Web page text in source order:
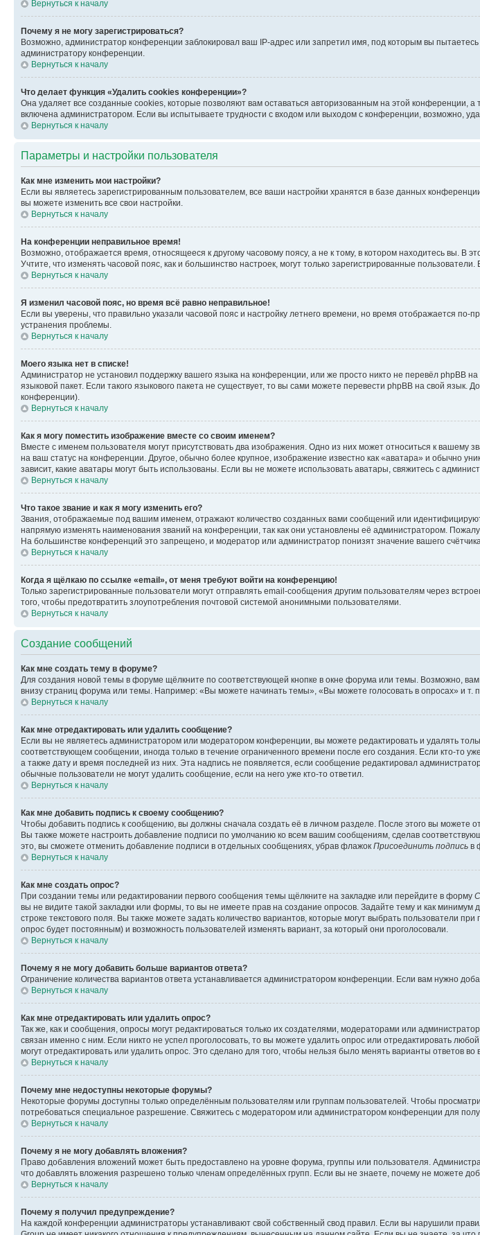
Вернуться к началу
Почему я не могу зарегистрироваться?
Возможно, администратор конференции заблокировал ваш IP-адрес или запретил имя, под которым вы
администратору конференции.
Вернуться к началу
Что делает функция «Удалить cookies конференции»?
Она удаляет все созданные cookies, которые позволяют вам оставаться авторизованным на этой конференции,
включена администратором. Если вы испытываете трудности с входом или выходом с конференции, возможно,
Вернуться к началу
Параметры и настройки пользователя
Как мне изменить мои настройки?
Если вы являетесь зарегистрированным пользователем, все ваши настройки хранятся в базе данных
вы можете изменить все свои настройки.
Вернуться к началу
На конференции неправильное время!
Возможно, отображается время, относящееся к другому часовому поясу, а не к тому, в котором находитесь вы. В
Учтите, что изменять часовой пояс, как и большинство настроек, могут только зарегистрированные
Вернуться к началу
Я изменил часовой пояс, но время всё равно неправильное!
Если вы уверены, что правильно указали часовой пояс и настройку летнего времени, но время отображается
устранения проблемы.
Вернуться к началу
Моего языка нет в списке!
Администратор не установил поддержку вашего языка на конференции, или же просто никто не перевёл phpBB
языковой пакет. Если такого языкового пакета не существует, то вы сами можете перевести phpBB на свой
конференции).
Вернуться к началу
Как я могу поместить изображение вместе со своим именем?
Вместе с именем пользователя могут присутствовать два изображения. Одно из них может относиться к
на ваш статус на конференции. Другое, обычно более крупное, изображение известно как «аватара» и обычно
зависит, какие аватары могут быть использованы. Если вы не можете использовать аватары, свяжитесь с
Вернуться к началу
Что такое звание и как я могу изменить его?
Звания, отображаемые под вашим именем, отражают количество созданных вами сообщений или
напрямую изменять наименования званий на конференции, так как они установлены её администратором.
На большинстве конференций это запрещено, и модератор или администратор понизят значение вашего
Вернуться к началу
Когда я щёлкаю по ссылке «email», от меня требуют войти на конференцию!
Только зарегистрированные пользователи могут отправлять email-сообщения другим пользователям через
того, чтобы предотвратить злоупотребления почтовой системой анонимными пользователями.
Вернуться к началу
Создание сообщений
Как мне создать тему в форуме?
Для создания новой темы в форуме щёлкните по соответствующей кнопке в окне форума или темы. Возможно,
внизу страниц форума или темы. Например: «Вы можете начинать темы», «Вы можете голосовать в опросах» и т. п.
Вернуться к началу
Как мне отредактировать или удалить сообщение?
Если вы не являетесь администратором или модератором конференции, вы можете редактировать и удалять
соответствующем сообщении, иногда только в течение ограниченного времени после его создания. Если кто-то
а также дату и время последней из них. Эта надпись не появляется, если сообщение редактировал
обычные пользователи не могут удалить сообщение, если на него уже кто-то ответил.
Вернуться к началу
Как мне добавить подпись к своему сообщению?
Чтобы добавить подпись к сообщению, вы должны сначала создать её в личном разделе. После этого вы можете
Вы также можете настроить добавление подписи по умолчанию ко всем вашим сообщениям, сделав
это, вы сможете отменить добавление подписи в отдельных сообщениях, убрав флажок Присоединить подпись в
Вернуться к началу
Как мне создать опрос?
При создании темы или редактировании первого сообщения темы щёлкните на закладке или перейдите в форму
вы не видите такой закладки или формы, то вы не имеете прав на создание опросов. Задайте тему и как
строке текстового поля. Вы также можете задать количество вариантов, которые могут выбрать пользователи
опрос будет постоянным) и возможность пользователей изменять вариант, за который они проголосовали.
Вернуться к началу
Почему я не могу добавить больше вариантов ответа?
Ограничение количества вариантов ответа устанавливается администратором конференции. Если вам нужно
Вернуться к началу
Как мне отредактировать или удалить опрос?
Так же, как и сообщения, опросы могут редактироваться только их создателями, модераторами или
связан именно с ним. Если никто не успел проголосовать, то вы можете удалить опрос или отредактировать
могут отредактировать или удалить опрос. Это сделано для того, чтобы нельзя было менять варианты ответов во
Вернуться к началу
Почему мне недоступны некоторые форумы?
Некоторые форумы доступны только определённым пользователям или группам пользователей. Чтобы
потребоваться специальное разрешение. Свяжитесь с модератором или администратором конференции для
Вернуться к началу
Почему я не могу добавлять вложения?
Право добавления вложений может быть предоставлено на уровне форума, группы или пользователя.
что добавлять вложения разрешено только членам определённых групп. Если вы не знаете, почему не можете
Вернуться к началу
Почему я получил предупреждение?
На каждой конференции администраторы устанавливают свой собственный свод правил. Если вы нарушили